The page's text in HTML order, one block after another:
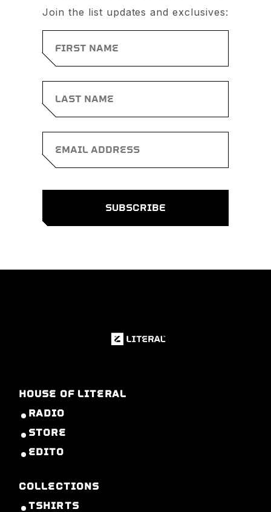
Join the list updates and exclusives:
HOUSE OF LITERAL
RADIO
STORE
EDITO
COLLECTIONS
TSHIRTS